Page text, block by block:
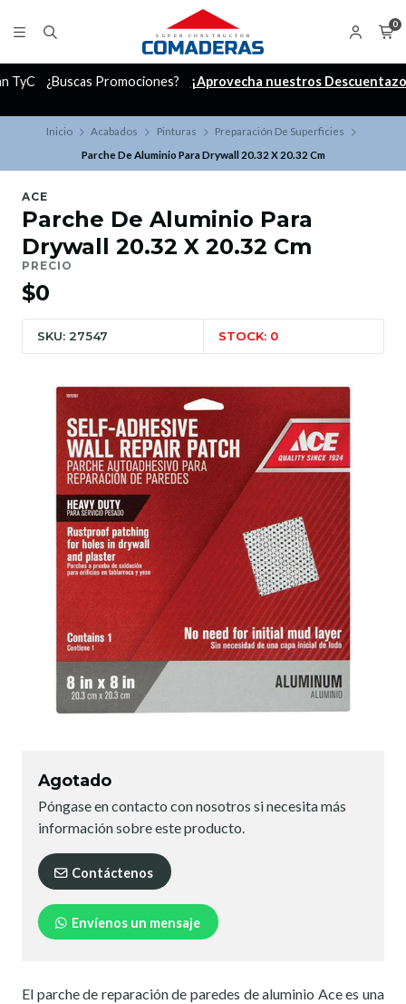
0
¿Buscas Promociones? ¡Aprovecha nuestros Descuentazos!
Inicio Acabados Pinturas
Preparación De Superficies
Parche De Aluminio Para Drywall 20.32 X 20.32 Cm
ACE
Parche De Aluminio Para
Drywall 20.32 X 20.32 Cm
PRECIO
$0
SKU: 27547 STOCK: 0
Agotado
Póngase en contacto con nosotros si necesita más
información sobre este producto.
Contáctenos
Envíenos un mensaje
El parche de reparación de paredes de aluminio Ace es una